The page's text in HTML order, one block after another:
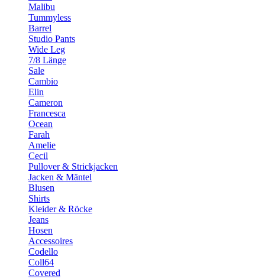
Malibu
Tummyless
Barrel
Studio Pants
Wide Leg
7/8 Länge
Sale
Cambio
Elin
Cameron
Francesca
Ocean
Farah
Amelie
Cecil
Pullover & Strickjacken
Jacken & Mäntel
Blusen
Shirts
Kleider & Röcke
Jeans
Hosen
Accessoires
Codello
Coll64
Covered